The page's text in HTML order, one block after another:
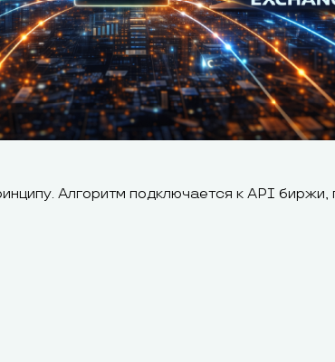
Алгоритм подключается к API